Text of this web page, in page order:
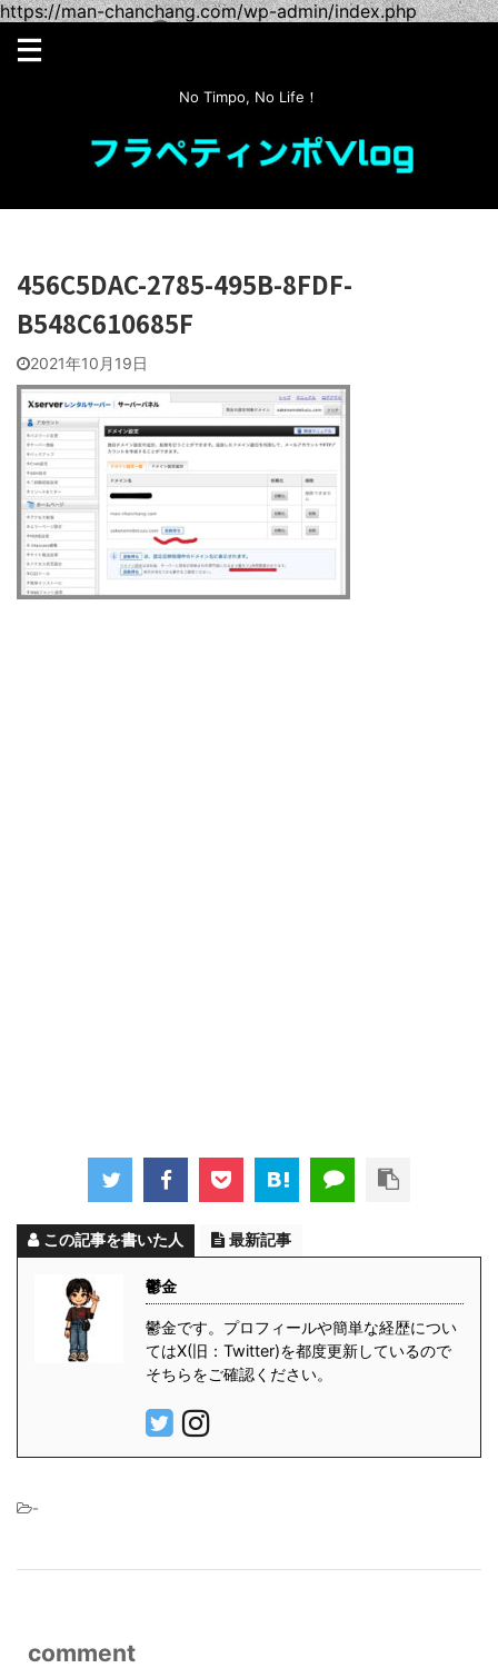
https://man-chanchang.com/wp-admin/index.php
No Timpo, No Life！
456C5DAC-2785-495B-8FDF-
B548C610685F
2021年10月19日
この記事を書いた人 最新記事
鬱金
鬱金です。プロフィールや簡単な経歴につい
てはX(旧：Twitter)を都度更新しているので
そちらをご確認ください。
-
comment